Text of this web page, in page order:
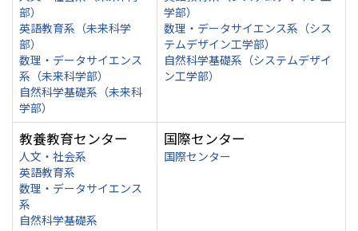
部）
英語教育系（未来科学
部）
数理・データサイエンス
系（未来科学部）
自然科学基礎系（未来科
学部）
学部）
数理・データサイエンス系（シス
テムデザイン工学部）
自然科学基礎系（システムデザイ
ン工学部）
教養教育センター
人文・社会系
英語教育系
数理・データサイエンス
系
自然科学基礎系
国際センター
国際センター